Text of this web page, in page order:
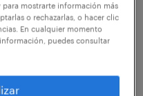
a la actividad
que las empresas
y contrataciones—
aquellas que
mostrarte información más
o rechazarlas, o hacer clic
En cualquier momento
puedes consultar